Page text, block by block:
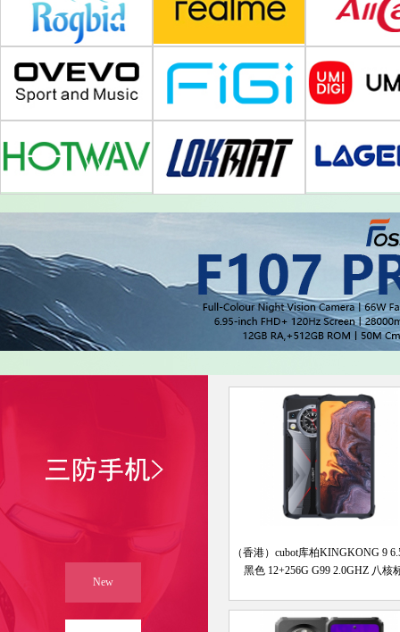
New
（香港）cubot库柏KINGKONG 9
黑色 12+256G G99 2.0GHZ 八核